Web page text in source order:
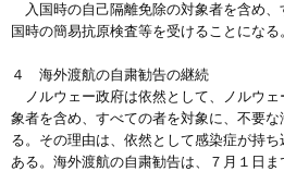
入国時の自己隔離免除の対象者を含め、
国時の簡易抗原検査等を受けることになる
４ 海外渡航の自粛勧告の継続
ノルウェー政府は依然として、ノルウェ
象者を含め、すべての者を対象に、不要
る。その理由は、依然として感染症が持
ある。海外渡航の自粛勧告は、７月１日ま